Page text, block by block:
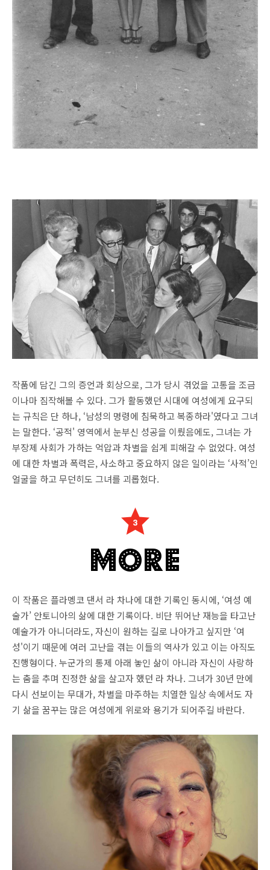
작품에 담긴 그의 증언과 회상으로, 그가 당시 겪었을 고통을 조금
이나마 짐작해볼 수 있다. 그가 활동했던 시대에 여성에게 요구되
는 규칙은 단 하나, ‘남성의 명령에 침묵하고 복종하라'였다고 그녀
는 말한다. ‘공적' 영역에서 눈부신 성공을 이뤘음에도, 그녀는 가
부장제 사회가 가하는 억압과 차별을 쉽게 피해갈 수 없었다. 여성
에 대한 차별과 폭력은, 사소하고 중요하지 않은 일이라는 ‘사적’인
얼굴을 하고 무던히도 그녀를 괴롭혔다.
이 작품은 플라멩코 댄서 라 차나에 대한 기록인 동시에, ‘여성 예
술가’ 안토니아의 삶에 대한 기록이다. 비단 뛰어난 재능을 타고난
예술가가 아니더라도, 자신이 원하는 길로 나아가고 싶지만 ‘여
성'이기 때문에 여러 고난을 겪는 이들의 역사가 있고 이는 아직도
진행형이다. 누군가의 통제 아래 놓인 삶이 아니라 자신이 사랑하
는 춤을 추며 진정한 삶을 살고자 했던 라 차나. 그녀가 30년 만에
다시 선보이는 무대가, 차별을 마주하는 치열한 일상 속에서도 자
기 삶을 꿈꾸는 많은 여성에게 위로와 용기가 되어주길 바란다.